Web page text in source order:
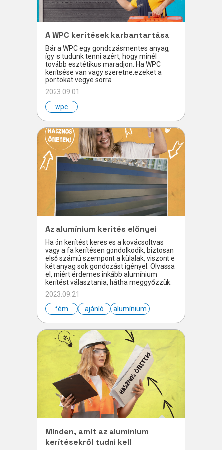
A WPC kerítések karbantartása
Bár a WPC egy gondozásmentes anyag,
így is tudunk tenni azért, hogy minél
tovább esztétikus maradjon. Ha WPC
kerítsése van vagy szeretne,ezeket a
pontokat vegye sorra.
2023.09.01
wpc
Az alumínium kerítés előnyei
Ha ön kerítést keres és a kovácsoltvas
vagy a fa kerítésen gondolkodik, biztosan
első számú szempont a külalak, viszont e
két anyag sok gondozást igényel. Olvassa
el, miért érdemes inkább alumínium
kerítést választania, hátha meggyőzzük.
2023.09.21
fém
ajánló alumínium
Minden, amit az alumínium
kerítésekről tudni kell